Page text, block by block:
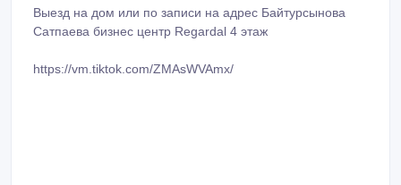
Выезд на дом или по записи на адрес Байтурсынова
Сатпаева бизнес центр Regardal 4 этаж
https://vm.tiktok.com/ZMAsWVAmx/